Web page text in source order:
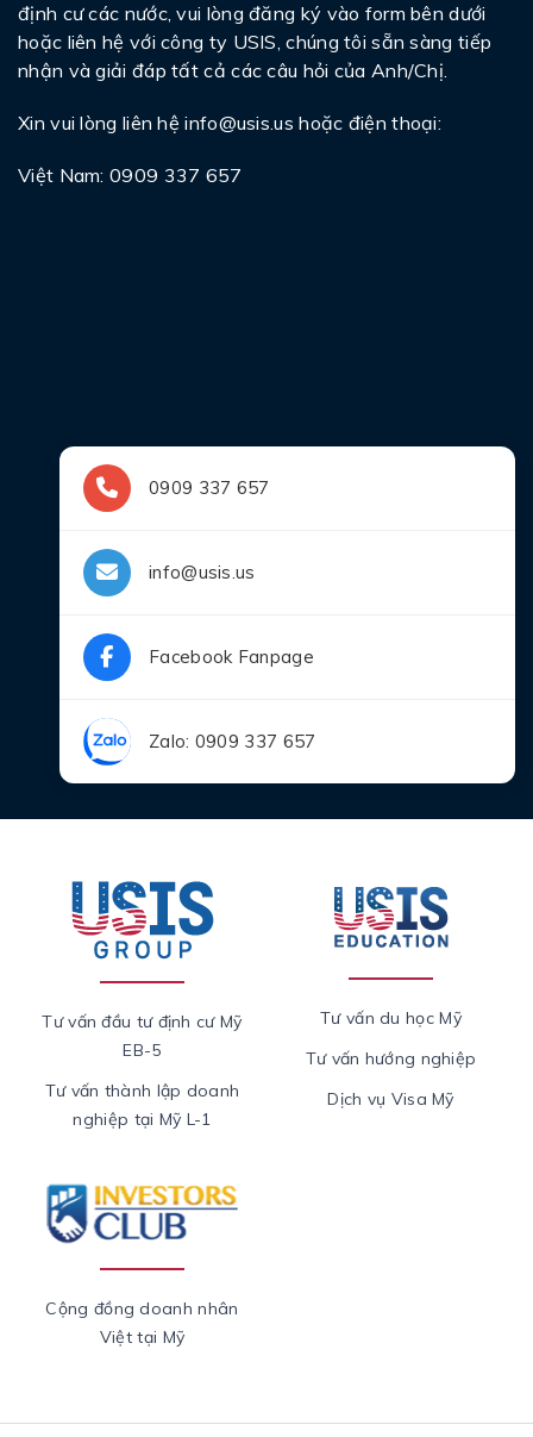
định cư các nước, vui lòng đăng ký vào form bên dưới
hoặc liên hệ với công ty USIS, chúng tôi sẵn sàng tiếp
nhận và giải đáp tất cả các câu hỏi của Anh/Chị.
Xin vui lòng liên hệinfo@usis.us hoặc điện thoại:
Việt Nam: 0909 337 657
0909 337 657
info@usis.us
Facebook Fanpage
Zalo: 0909 337 657
Tư vấn đầu tư định cư Mỹ
EB-5
Tư vấn thành lập doanh
nghiệp tại Mỹ L-1
Tư vấn du học Mỹ
Tư vấn hướng nghiệp
Dịch vụ Visa Mỹ
Cộng đồng doanh nhân
Việt tại Mỹ